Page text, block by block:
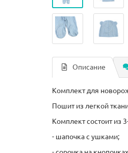
Описание
Комплект для
Пошит из легкой
Комплект состоит из
- шапочка с ушками;